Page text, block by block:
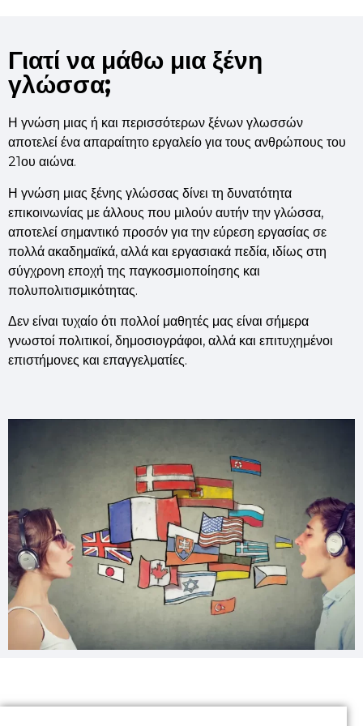
συνεργάτες του φροντιστηρίου, όπως ο Κώστας
Καραμουζάς, που διαθέτει ευρύτητα πνεύματος
και εξαιρετική μεταδοτικότητα, μοναδικά
χαρίσματα για καθηγητή τόσο γαλλικών όσο και
ισπανικών.
καταγράφει η Ευρωδύναμη εδώ και 40 χρόνια
στα διπλώματα γαλλικών. Και όλα αυτά ενώ
δεσπόζει ένα πραγματικά ανθρώπινο κλίμα,
όπως αρμόζει σε ένα συνοικιακό φροντιστήριο.
Γιατί να μάθω μια ξένη
γλώσσα;
Η γνώση μιας ή και περισσότερων ξένων γλωσσών
αποτελεί ένα απαραίτητο εργαλείο για τους ανθρώπους του
21ου αιώνα.
Η γνώση μιας ξένης γλώσσας δίνει τη δυνατότητα
επικοινωνίας με άλλους που μιλούν αυτήν την γλώσσα,
αποτελεί σημαντικό προσόν για την εύρεση εργασίας σε
πολλά ακαδημαϊκά, αλλά και εργασιακά πεδία, ιδίως στη
σύγχρονη εποχή της παγκοσμιοποίησης και
πολυπολιτισμικότητας.
Δεν είναι τυχαίο ότι πολλοί μαθητές μας είναι σήμερα
γνωστοί πολιτικοί, δημοσιογράφοι, αλλά και επιτυχημένοι
επιστήμονες και επαγγελματίες.